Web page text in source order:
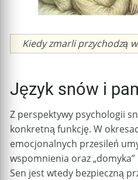
Caption
Kiedy zmarli przychodzą
Język snów i
Z perspektywy psychologii
konkretną funkcję. W
emocjonalnych przesileń
wspomnienia oraz
Sen jest wtedy bezpieczną